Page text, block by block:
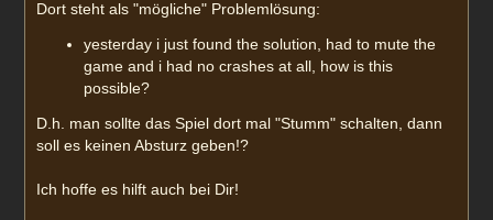
Dort steht als "mögliche" Problemlösung:
yesterday i just found the solution, had to mute the
game and i had no crashes at all, how is this
possible?
D.h. man sollte das Spiel dort mal "Stumm" schalten, dann
soll es keinen Absturz geben!?
Ich hoffe es hilft auch bei Dir!